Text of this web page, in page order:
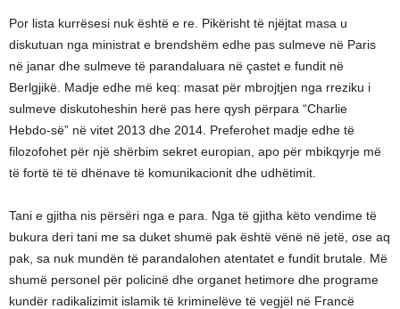
Por lista kurrësesi nuk është e re. Pikërisht të njëjtat masa u
diskutuan nga ministrat e brendshëm edhe pas sulmeve në Paris
në janar dhe sulmeve të parandaluara në çastet e fundit në
Berlgjikë. Madje edhe më keq: masat për mbrojtjen nga rreziku i
sulmeve diskutoheshin herë pas here qysh përpara “Charlie
Hebdo-së” në vitet 2013 dhe 2014. Preferohet madje edhe të
filozofohet për një shërbim sekret europian, apo për mbikqyrje më
të fortë të të dhënave të komunikacionit dhe udhëtimit.
Tani e gjitha nis përsëri nga e para. Nga të gjitha këto vendime të
bukura deri tani me sa duket shumë pak është vënë në jetë, ose aq
pak, sa nuk mundën të parandalohen atentatet e fundit brutale. Më
shumë personel për policinë dhe organet hetimore dhe programe
kundër radikalizimit islamik të kriminelëve të vegjël në Francë